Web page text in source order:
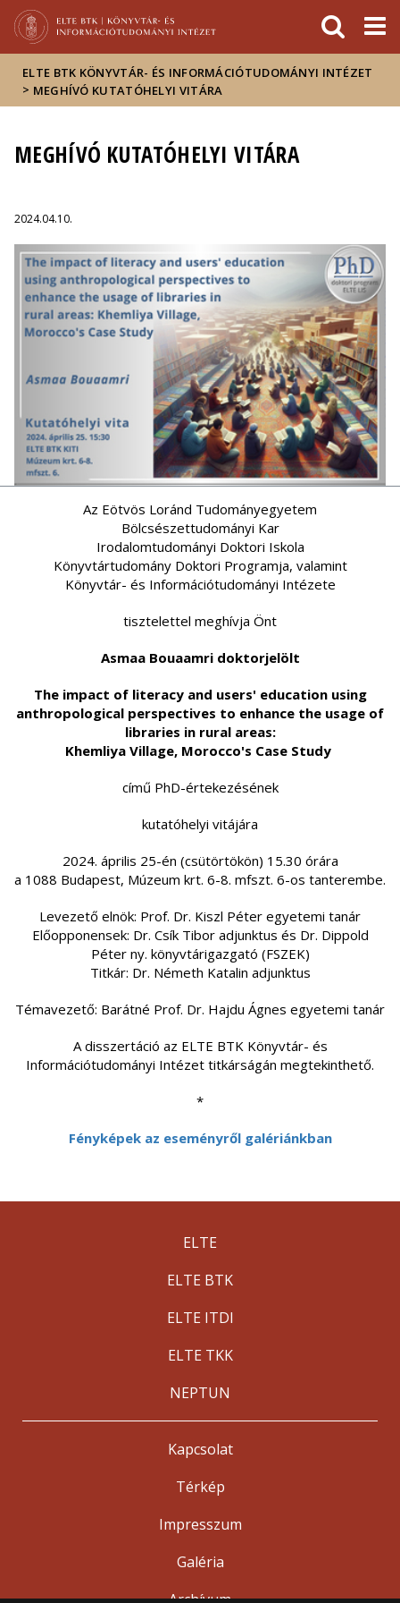
Hírek
Események
ELTE a
sajtóban
ELTE BTK KÖNYVTÁR- ÉS INFORMÁCIÓTUDOMÁNYI INTÉZET
> MEGHÍVÓ KUTATÓHELYI VITÁRA
MEGHÍVÓ KUTATÓHELYI VITÁRA
2024.04.10.
Az Eötvös Loránd Tudományegyetem
Bölcsészettudományi Kar
Irodalomtudományi Doktori Iskola
Könyvtártudomány Doktori Programja, valamint
Könyvtár- és Információtudományi Intézete
tisztelettel meghívja Önt
Asmaa Bouaamri doktorjelölt
The impact of literacy and users' education using
anthropological perspectives to enhance the usage of
libraries in rural areas:
Khemliya Village, Morocco's Case Study
című PhD-értekezésének
kutatóhelyi vitájára
2024. április 25-én (csütörtökön) 15.30 órára
a 1088 Budapest, Múzeum krt. 6-8. mfszt. 6-os tanterembe.
Levezető elnök: Prof. Dr. Kiszl Péter egyetemi tanár
Előopponensek: Dr. Csík Tibor adjunktus és Dr. Dippold
Péter ny. könyvtárigazgató (FSZEK)
Titkár: Dr. Németh Katalin adjunktus
Témavezető: Barátné Prof. Dr. Hajdu Ágnes egyetemi tanár
A disszertáció az ELTE BTK Könyvtár- és
Információtudományi Intézet titkárságán megtekinthető.
*
Fényképek az eseményről galériánkban
ELTE
ELTE BTK
ELTE ITDI
ELTE TKK
NEPTUN
Kapcsolat
Térkép
Impresszum
Galéria